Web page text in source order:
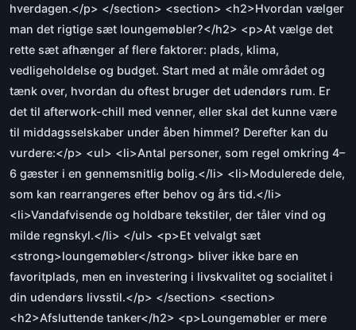
hverdagen.</p> </section> <section> <h2>Hvordan vælger
man det rigtige sæt loungemøbler?</h2> <p>At vælge det
rette sæt afhænger af flere faktorer: plads, klima,
vedligeholdelse og budget. Start med at måle området og
tænk over, hvordan du oftest bruger det udendørs rum. Er
det til afterwork-chill med venner, eller skal det kunne være
til middagsselskaber under åben himmel? Derefter kan du
vurdere:</p> <ul> <li>Antal personer, som regel omkring 4–
6 gæster i en gennemsnitlig bolig.</li> <li>Modulerede dele,
som kan rearrangeres efter behov og års tid.</li>
<li>Vandafvisende og holdbare tekstiler, der tåler vind og
milde regnskyl.</li> </ul> <p>Et velvalgt sæt
<strong>loungemøbler</strong> bliver ikke bare en
favoritplads, men en investering i livskvalitet og socialitet i
din udendørs livsstil.</p> </section> <section>
<h2>Afsluttende tanker</h2> <p>Loungemøbler er mere